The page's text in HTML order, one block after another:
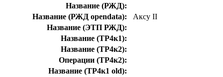
Название (РЖД):
Название (РЖД opendata):
Аксу II
Название (ЭТП РЖД):
Название (ТР4к1):
Название (ТР4к2):
Операции (ТР4к2):
Название (ТР4к1 old):